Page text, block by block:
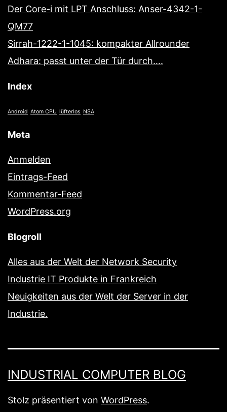
Der Core-i mit LPT Anschluss: Anser-4342-1-
QM77
Sirrah-1222-1-1045: kompakter Allrounder
Adhara: passt unter der Tür durch….
Index
Android Atom CPU lüfterlos NSA
Meta
Anmelden
Eintrags-Feed
Kommentar-Feed
WordPress.org
Blogroll
Alles aus der Welt der Network Security
Industrie IT Produkte in Frankreich
Neuigkeiten aus der Welt der Server in der
Industrie.
INDUSTRIAL COMPUTER BLOG
Stolz präsentiert von WordPress.